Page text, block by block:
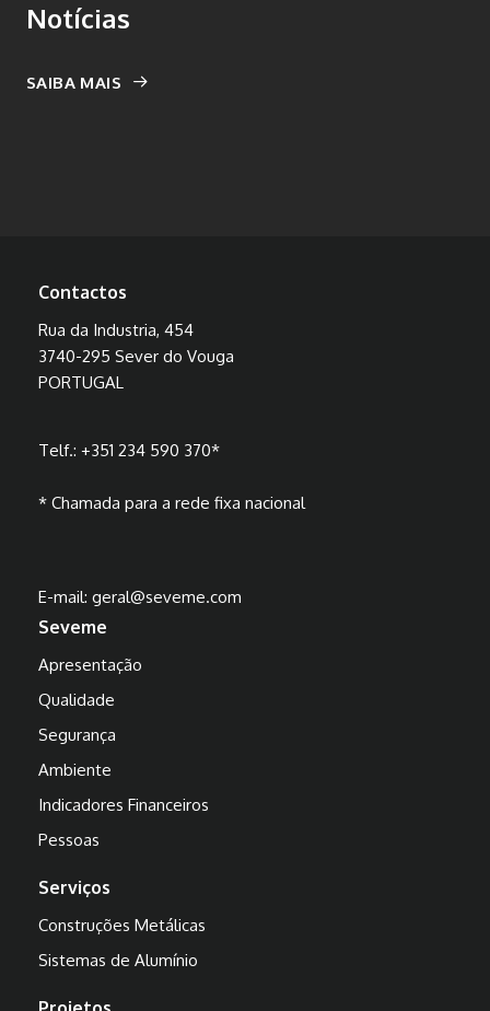
Notícias
SAIBA MAIS
Contactos
Rua da Industria, 454
3740-295 Sever do Vouga
PORTUGAL
Telf.: +351 234 590 370*
* Chamada para a rede fixa nacional
E-mail: geral@seveme.com
Seveme
Apresentação
Qualidade
Segurança
Ambiente
Indicadores Financeiros
Pessoas
Serviços
Construções Metálicas
Sistemas de Alumínio